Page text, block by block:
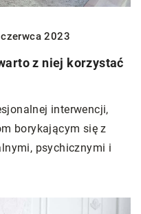
2023
z niej korzystać
interwencji,
borykającym się z
psychicznymi i